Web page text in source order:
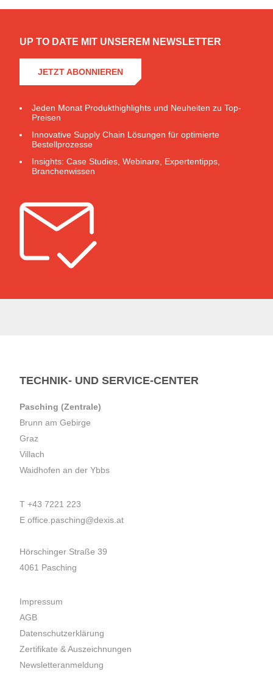
UP TO DATE MIT UNSEREM NEWSLETTER
JETZT ABONNIEREN
Jeden Monat Produkthighlights und Neuheiten zu Top-
Preisen
Innovative Supply Chain Lösungen für optimierte
Bestellprozesse
Insights: Case Studies, Webinare, Expertentipps,
Branchenwissen
TECHNIK- UND SERVICE-CENTER
Pasching (Zentrale)
Brunn am Gebirge
Graz
Villach
Waidhofen an der Ybbs
T +43 7221 223
E office.pasching@dexis.at
Hörschinger Straße 39
4061 Pasching
Impressum
AGB
Datenschutzerklärung
Zertifikate & Auszeichnungen
Newsletteranmeldung